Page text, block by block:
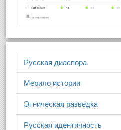
Русская диаспора
Мерило истории
Этническая разведка
Русская идентичность